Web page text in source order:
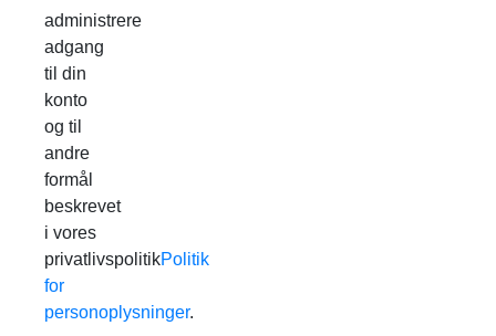
administrere
adgang
til din
konto
og til
andre
formål
beskrevet
i vores
privatlivspolitikPolitik
for
personoplysninger.